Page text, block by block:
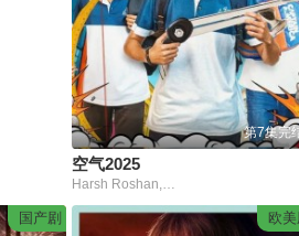
第7集完
空气2025
Harsh Roshan,Bhanu Prakash
国产剧 欧